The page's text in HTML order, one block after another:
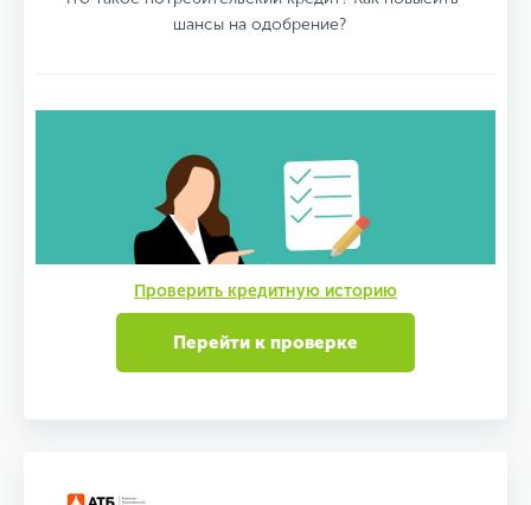
шансы на одобрение?
Проверить кредитную историю
Перейти к проверке